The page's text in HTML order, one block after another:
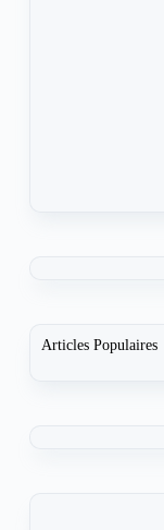
Articles Populaires